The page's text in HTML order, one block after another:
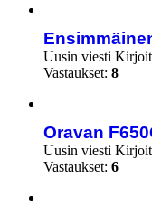
Uusin viesti
Vastaukset: 8
Oravan
Uusin viesti
Vastaukset: 6